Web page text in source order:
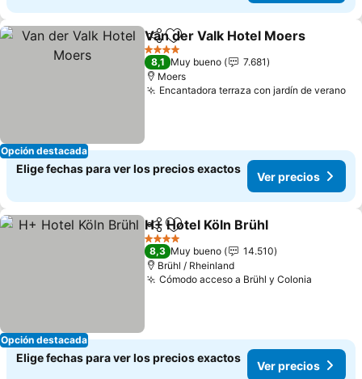
Opción destacada
CompartirAgregar a favoritos
Van der Valk Hotel Moers
4 Estrellas
8,1 Muy bueno
7.681
Moers
Encantadora terraza con jardín de verano
Elige fechas para ver los precios exactos
Ver precios
Opción destacada
CompartirAgregar a favoritos
H+ Hotel Köln Brühl
4 Estrellas
8,3 Muy bueno
14.510
Brühl / Rheinland
Cómodo acceso a Brühl y Colonia
Elige fechas para ver los precios exactos
Ver precios